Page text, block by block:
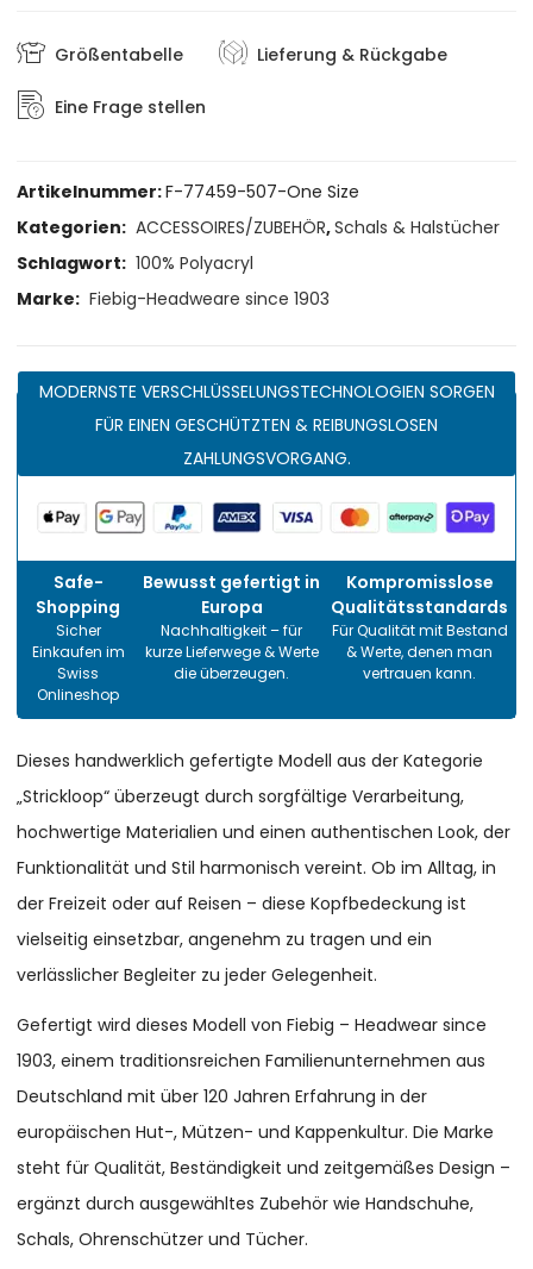
Größentabelle Lieferung & Rückgabe
Eine Frage stellen
Artikelnummer:F-77459-507-One Size
Kategorien: ACCESSOIRES/ZUBEHÖR,Schals & Halstücher
Schlagwort: 100% Polyacryl
Marke: Fiebig-Headweare since 1903
MODERNSTE VERSCHLÜSSELUNGSTECHNOLOGIEN SORGEN
FÜR EINEN GESCHÜTZTEN & REIBUNGSLOSEN
ZAHLUNGSVORGANG.
Safe-
Shopping
Sicher
Einkaufen im
Swiss
Onlineshop
Bewusst gefertigt in
Europa
Nachhaltigkeit – für
kurze Lieferwege & Werte
die überzeugen.
Kompromisslose
Qualitätsstandards
Für Qualität mit Bestand
& Werte, denen man
vertrauen kann.
Dieses handwerklich gefertigte Modell aus der Kategorie
„Strickloop“ überzeugt durch sorgfältige Verarbeitung,
hochwertige Materialien und einen authentischen Look, der
Funktionalität und Stil harmonisch vereint. Ob im Alltag, in
der Freizeit oder auf Reisen – diese Kopfbedeckung ist
vielseitig einsetzbar, angenehm zu tragen und ein
verlässlicher Begleiter zu jeder Gelegenheit.
Gefertigt wird dieses Modell von Fiebig – Headwear since
1903, einem traditionsreichen Familienunternehmen aus
Deutschland mit über 120 Jahren Erfahrung in der
europäischen Hut-, Mützen- und Kappenkultur. Die Marke
steht für Qualität, Beständigkeit und zeitgemäßes Design –
ergänzt durch ausgewähltes Zubehör wie Handschuhe,
Schals, Ohrenschützer und Tücher.